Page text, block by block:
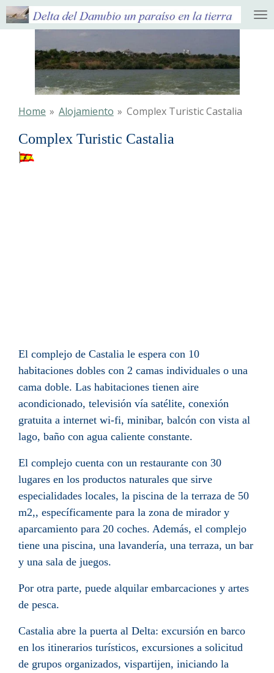
Ga
direct
hoofdinhoud
Home » Alojamiento » Complex Turistic Castalia
Complex Turistic Castalia
El complejo de Castalia le espera con 10
habitaciones dobles con 2 camas individuales o una
cama doble. Las habitaciones tienen aire
acondicionado, televisión vía satélite, conexión
gratuita a internet wi-fi, minibar, balcón con vista al
lago, baño con agua caliente constante.
El complejo cuenta con un restaurante con 30
lugares en los productos naturales que sirve
especialidades locales, la piscina de la terraza de 50
m2,, específicamente para la zona de mirador y
aparcamiento para 20 coches. Además, el complejo
tiene una piscina, una lavandería, una terraza, un bar
y una sala de juegos.
Por otra parte, puede alquilar embarcaciones y artes
de pesca.
Castalia abre la puerta al Delta: excursión en barco
en los itinerarios turísticos, excursiones a solicitud
de grupos organizados, vispartijen, iniciando la